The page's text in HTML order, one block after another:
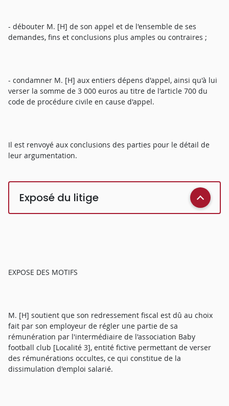
- débouter M. [H] de son appel et de l'ensemble de ses
demandes, fins et conclusions plus amples ou contraires ;
- condamner M. [H] aux entiers dépens d'appel, ainsi qu'à lui
verser la somme de 3 000 euros au titre de l'article 700 du
code de procédure civile en cause d'appel.
Il est renvoyé aux conclusions des parties pour le détail de
leur argumentation.
Exposé du litige
EXPOSE DES MOTIFS
M. [H] soutient que son redressement fiscal est dû au choix
fait par son employeur de régler une partie de sa
rémunération par l'intermédiaire de l'association Baby
football club [Localité 3], entité fictive permettant de verser
des rémunérations occultes, ce qui constitue de la
dissimulation d'emploi salarié.